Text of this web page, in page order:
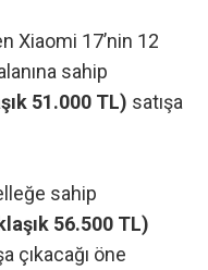
Xiaomi 17’nin 12
sahip
51.000 TL) satışa
sahip
56.500 TL)
çıkacağı öne